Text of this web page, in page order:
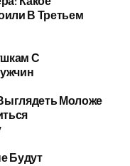
В Третьем
С
Моложе
Будут